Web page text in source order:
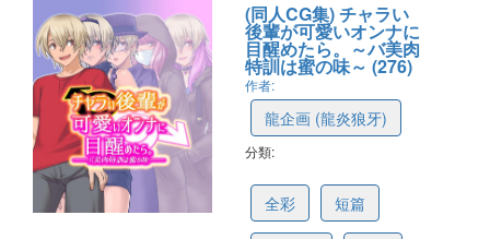
(同人CG集) チャラい
後輩が可愛いオンナに
目醒めたら。～バ美肉
特訓は蜜の味～ (276)
作者:
龍企画 (龍炎狼牙)
分類:
全彩 短篇